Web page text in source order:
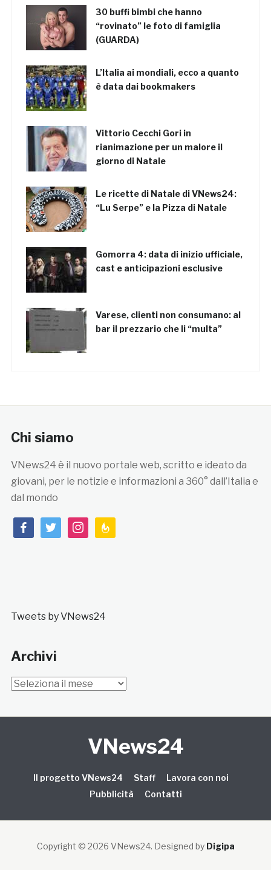
30 buffi bimbi che hanno
“rovinato” le foto di famiglia
(GUARDA)
L’Italia ai mondiali, ecco a quanto
è data dai bookmakers
Vittorio Cecchi Gori in
rianimazione per un malore il
giorno di Natale
Le ricette di Natale di VNews24:
“Lu Serpe” e la Pizza di Natale
Gomorra 4: data di inizio ufficiale,
cast e anticipazioni esclusive
Varese, clienti non consumano: al
bar il prezzario che li “multa”
Chi siamo
VNews24 è il nuovo portale web, scritto e ideato da
giovani, per le notizie e informazioni a 360° dall’Italia e
dal mondo
facebooktwitterinstagramfeedburner
Tweets by VNews24
Archivi
Archivi
VNews24
Il progetto VNews24 Staff
Lavora con noi
Pubblicità
Contatti
Copyright © 2026 VNews24. Designed by Digipa